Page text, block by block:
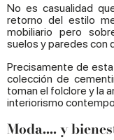
No es casualidad
retorno del estilo
mobiliario pero
suelos y paredes con
Precisamente de
colección de
toman el folclore y la
interiorismo
Moda.... y